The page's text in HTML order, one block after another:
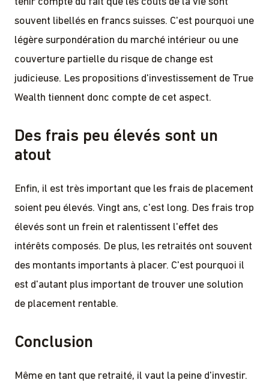
souvent libellés en francs suisses. C'est pourquoi une
légère surpondération du marché intérieur ou une
couverture partielle du risque de change est
judicieuse. Les propositions d'investissement de True
Wealth tiennent donc compte de cet aspect.
Des frais peu élevés sont un
atout
Enfin, il est très important que les frais de placement
soient peu élevés. Vingt ans, c'est long. Des frais trop
élevés sont un frein et ralentissent l'effet des
intérêts composés. De plus, les retraités ont souvent
des montants importants à placer. C'est pourquoi il
est d'autant plus important de trouver une solution
de placement rentable.
Conclusion
Même en tant que retraité, il vaut la peine d'investir.